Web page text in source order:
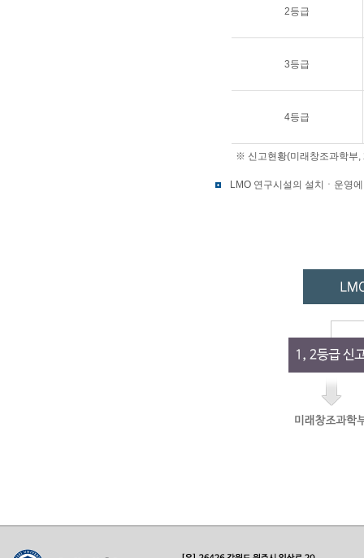
2등급
3등급
4등급
※ 신고현황(미래창조과학부,
LMO 연구시설의 설치ㆍ운영